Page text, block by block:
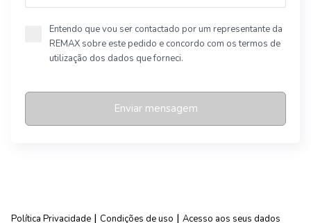
Entendo que vou ser contactado por um representante da
REMAX sobre este pedido e concordo com os termos de
utilização dos dados que forneci.
Enviar mensagem
Política Privacidade | Condições de uso | Acesso aos seus dados